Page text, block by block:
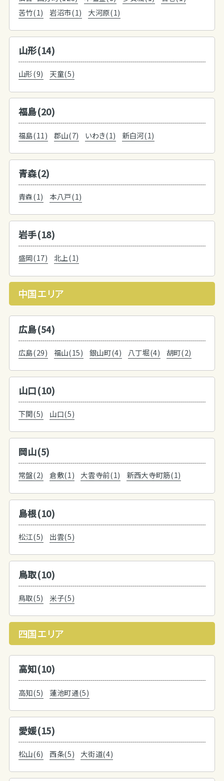
苦竹(1)
岩沼市(1) 大河原(1)
山形(14)
山形(9) 天童(5)
福島(20)
福島(11) 郡山(7) いわき(1) 新白河(1)
青森(2)
青森(1) 本八戸(1)
岩手(18)
盛岡(17) 北上(1)
中国エリア
広島(54)
広島(29) 福山(15) 銀山町(4) 八丁堀(4) 胡町(2)
山口(10)
下関(5) 山口(5)
岡山(5)
常盤(2) 倉敷(1) 大雲寺前(1) 新西大寺町筋(1)
島根(10)
松江(5) 出雲(5)
鳥取(10)
鳥取(5) 米子(5)
四国エリア
高知(10)
高知(5) 蓮池町通(5)
愛媛(15)
松山(6) 西条(5) 大街道(4)